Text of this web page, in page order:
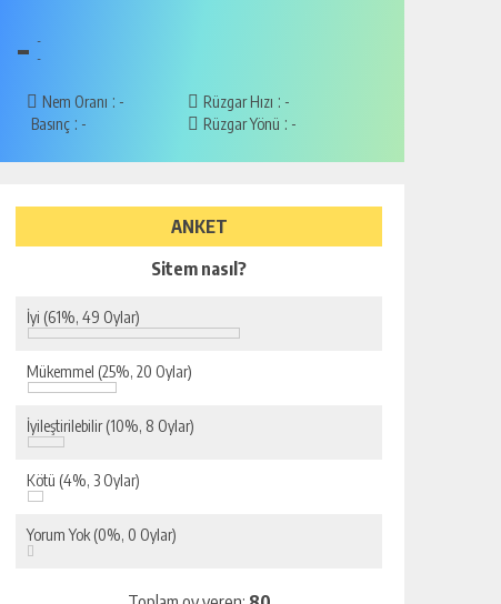
- -
-
Nem Oranı : -
Basınç : -
Rüzgar Hızı : -
Rüzgar Yönü : -
ANKET
Sitem nasıl?
İyi (61%, 49 Oylar)
Mükemmel (25%, 20 Oylar)
İyileştirilebilir(10%, 8 Oylar)
Kötü (4%, 3 Oylar)
Yorum Yok (0%, 0 Oylar)